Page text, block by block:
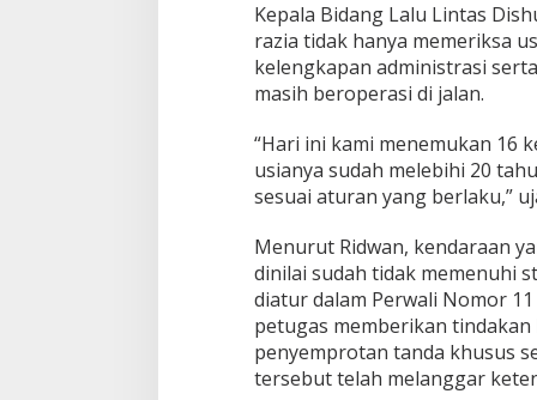
e
r
w
a
l
B
a
r
M
u
l
a
i
D
t
Kepala Bidang Lalu Lintas
razia tidak hanya memeriksa
kelengkapan administrasi
masih beroperasi di jalan.
“Hari ini kami menemukan 16
usianya sudah melebihi 20
sesuai aturan yang berlaku,”
Menurut Ridwan, kendaraan
dinilai sudah tidak memenuhi
diatur dalam Perwali Nomor
petugas memberikan
penyemprotan tanda khusus
tersebut telah melanggar